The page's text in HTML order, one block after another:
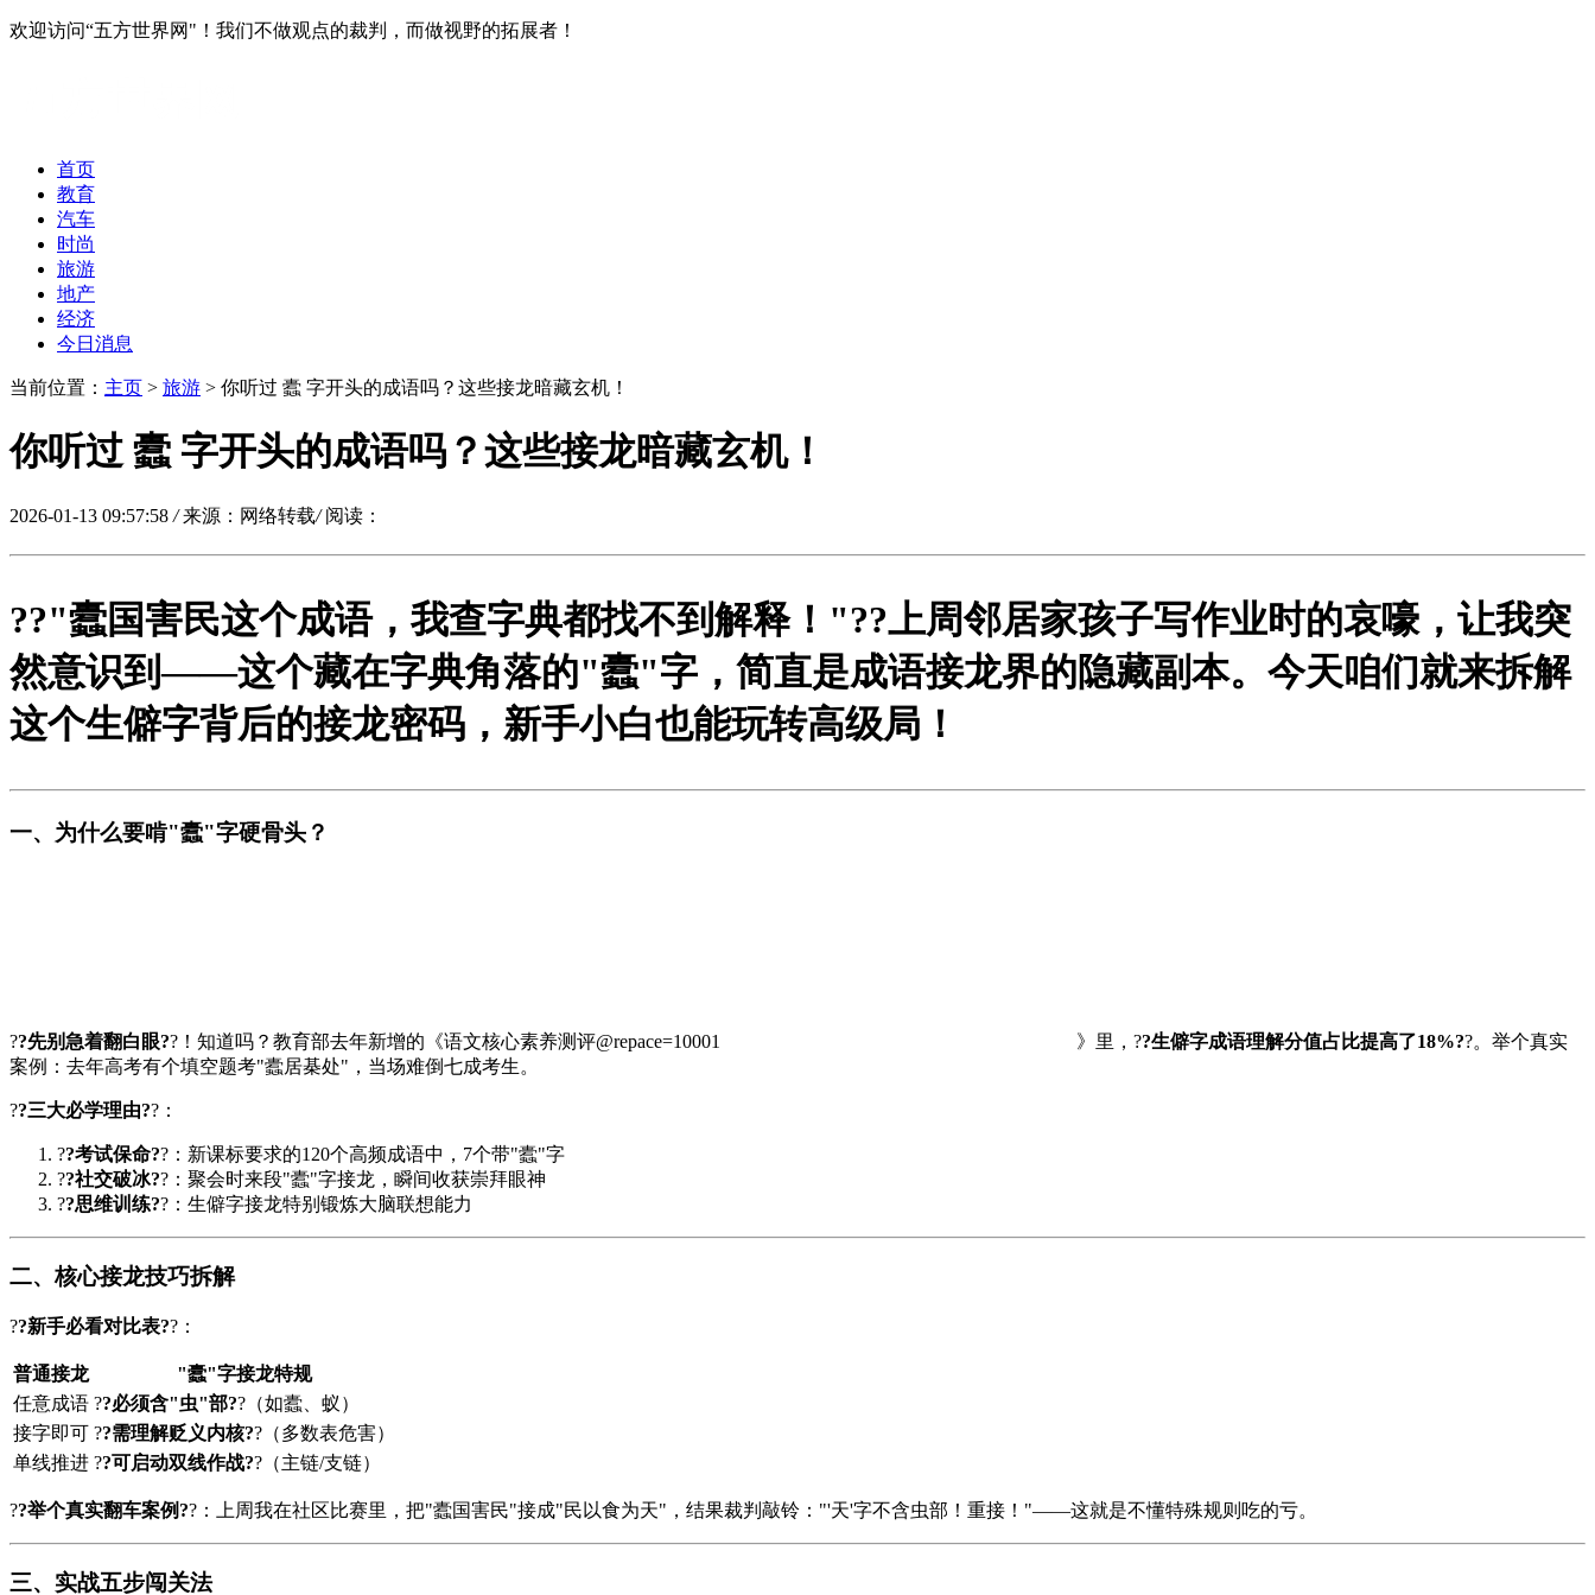
欢迎访问“五方世界网"！我们不做观点的裁判，而做视野的拓展者！
首页
教育
汽车
时尚
旅游
地产
经济
今日消息
当前位置： 主页 > 旅游 > 你听过 蠹 字开头的成语吗？这些接龙暗藏玄机！
你听过 蠹 字开头的成语吗？这些接龙暗藏玄机！
2026-01-13 09:57:58 / 来源：网络转载/ 阅读：
??"蠹国害民这个成语，我查字典都找不到解释！"??上周邻居家孩子写作业时的哀嚎，让我突
然意识到——这个藏在字典角落的"蠹"字，简直是成语接龙界的隐藏副本。今天咱们就来拆解
这个生僻字背后的接龙密码，新手小白也能玩转高级局！
一、为什么要啃"蠹"字硬骨头？
??先别急着翻白眼??！知道吗？教育部去年新增的《语文核心素养测评@repace=10001 》里，??生僻字成语理解分值占比提高了18%??。举个真实
案例：去年高考有个填空题考"蠹居棊处"，当场难倒七成考生。
??三大必学理由??：
??考试保命??：新课标要求的120个高频成语中，7个带"蠹"字
??社交破冰??：聚会时来段"蠹"字接龙，瞬间收获崇拜眼神
??思维训练??：生僻字接龙特别锻炼大脑联想能力
二、核心接龙技巧拆解
??新手必看对比表??：
普通接龙
"蠹"字接龙特规
任意成语 ??必须含"虫"部??（如蠹、蚁）
接字即可 ??需理解贬义内核??（多数表危害）
单线推进 ??可启动双线作战??（主链/支链）
??举个真实翻车案例??：上周我在社区比赛里，把"蠹国害民"接成"民以食为天"，结果裁判敲铃："'天'字不含虫部！重接！"——这就是不懂特殊规则吃的亏。
三、实战五步闯关法